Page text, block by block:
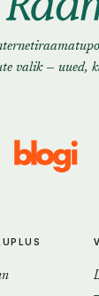
valik — uued,